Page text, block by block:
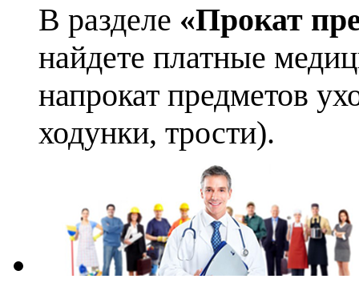
В разделе «Прокат
найдете платные
напрокат предметов
ходунки, трости).